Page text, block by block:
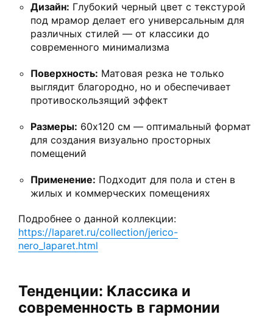
Дизайн: Глубокий черный цвет с текстурой
под мрамор делает его универсальным для
различных стилей — от классики до
современного минимализма
Поверхность: Матовая резка не только
выглядит благородно, но и обеспечивает
противоскользящий эффект
Размеры: 60х120 см — оптимальный формат
для создания визуально просторных
помещений
Применение: Подходит для пола и стен в
жилых и коммерческих помещениях
Подробнее о данной коллекции:
https://laparet.ru/collection/jerico-
nero_laparet.html
Тенденции: Классика и
современность в гармонии